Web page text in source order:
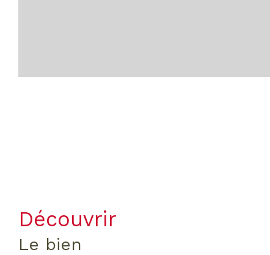
découvrir
le bien